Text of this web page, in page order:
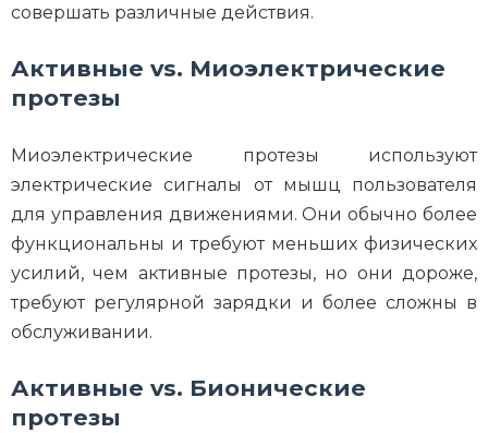
совершать различные действия.
Активные vs. Миоэлектрические
протезы
Миоэлектрические протезы используют
электрические сигналы от мышц пользователя
для управления движениями. Они обычно более
функциональны и требуют меньших физических
усилий, чем активные протезы, но они дороже,
требуют регулярной зарядки и более сложны в
обслуживании.
Активные vs. Бионические
протезы